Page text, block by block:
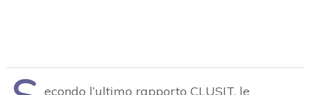
econdo l’ultimo rapporto CLUSIT, le